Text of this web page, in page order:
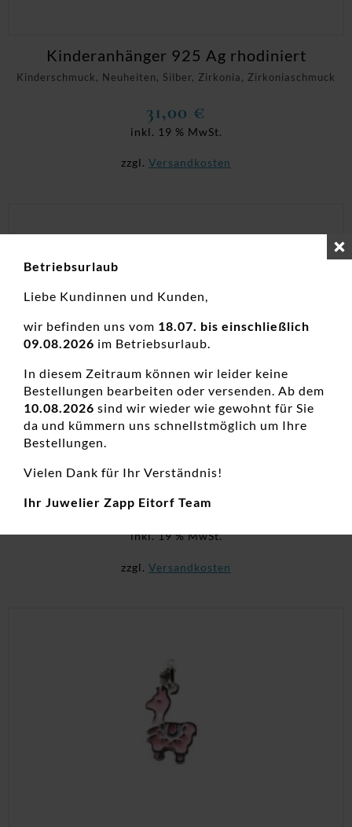
Kinderschmuck, Neuheiten, Silber, Zirkonia, Zirkoniaschmuck
Kinderanhänger 925 Ag rhodiniert
31,00 €
inkl. 19 % MwSt.
zzgl. Versandkosten
Kinderschmuck, Neuheiten, Silber
inkl. 19 % MwSt.
zzgl. Versandkosten
Betriebsurlaub
Liebe Kundinnen und Kunden,
wir befinden uns vom 18.07. bis einschließlich
09.08.2026 im Betriebsurlaub.
In diesem Zeitraum können wir leider keine
Bestellungen bearbeiten oder versenden. Ab dem
10.08.2026 sind wir wieder wie gewohnt für Sie
da und kümmern uns schnellstmöglich um Ihre
Bestellungen.
Vielen Dank für Ihr Verständnis!
Ihr Juwelier Zapp Eitorf Team